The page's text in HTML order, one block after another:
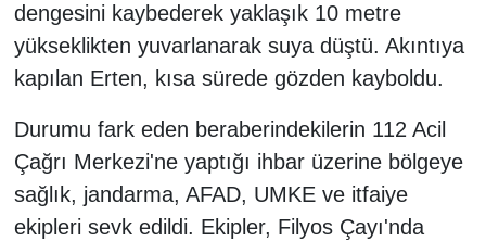
dengesini kaybederek yaklaşık 10 metre
yükseklikten yuvarlanarak suya düştü. Akıntıya
kapılan Erten, kısa sürede gözden kayboldu.
Durumu fark eden beraberindekilerin 112 Acil
Çağrı Merkezi'ne yaptığı ihbar üzerine bölgeye
sağlık, jandarma, AFAD, UMKE ve itfaiye
ekipleri sevk edildi. Ekipler, Filyos Çayı'nda